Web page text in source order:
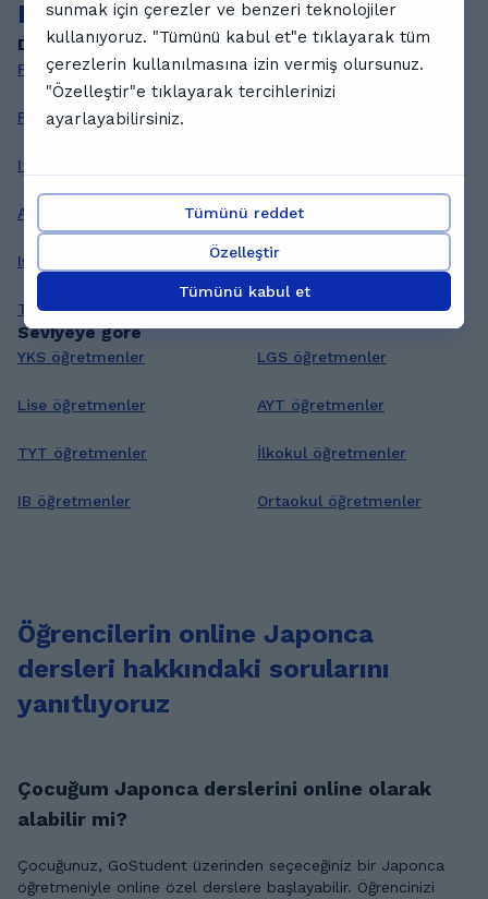
Diğer öğretmenlere göz atın
Ders alanına göre
Fizik öğretmenler Sosyal bilgiler öğretmenler
Fen-bilgisi öğretmenler
Italyanca öğretmenler
Arapca öğretmenler Rusca öğretmenler
Isvecce öğretmenler Ingilizce öğretmenler
Turkce öğretmenler Cografya öğretmenler
Seviyeye göre
YKS öğretmenler LGS öğretmenler
Lise öğretmenler AYT öğretmenler
TYT öğretmenler İlkokul öğretmenler
IB öğretmenler Ortaokul öğretmenler
Öğrencilerin online Japonca
dersleri hakkındaki sorularını
yanıtlıyoruz
Çocuğum Japonca derslerini online olarak
alabilir mi?
Çocuğunuz, GoStudent üzerinden seçeceğiniz bir Japonca
öğretmeniyle online özel derslere başlayabilir. Öğrencinizi
sunmak için çerezler ve benzeri teknolojiler
kullanıyoruz. "Tümünü kabul et"e tıklayarak tüm
çerezlerin kullanılmasına izin vermiş olursunuz.
"Özelleştir"e tıklayarak tercihlerinizi
ayarlayabilirsiniz.
Tümünü reddet
Özelleştir
Tümünü kabul et